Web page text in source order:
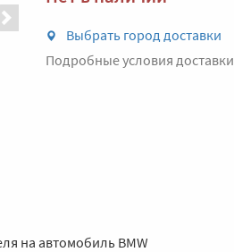
Выбрать город доставки
Подробные условия доставки
на автомобиль BMW